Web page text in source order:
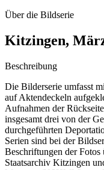
Über die Bildserie
Kitzingen,
Beschreibung
Die Bilderserie umfasst
auf Aktendeckeln
Aufnahmen der
insgesamt drei von der
durchgeführten
Serien sind bei der
Beschriftungen der
Staatsarchiv Kitzingen